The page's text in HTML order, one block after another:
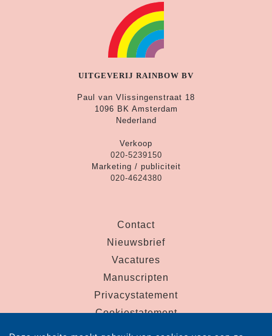
UITGEVERIJ RAINBOW BV
Paul van Vlissingenstraat 18
1096 BK Amsterdam
Nederland
Verkoop
020-5239150
Marketing / publiciteit
020-4624380
Contact
Nieuwsbrief
Vacatures
Manuscripten
Privacystatement
Cookiestatement